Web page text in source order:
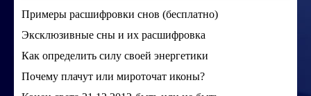
Примеры расшифровки снов (бесплатно)
Эксклюзивные сны и их расшифровка
Как определить силу своей энергетики
Почему плачут или мироточат иконы?